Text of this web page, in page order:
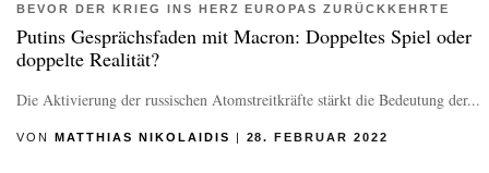
BEVOR DER KRIEG INS HERZ EUROPAS ZURÜCKKEHRTE
Putins Gesprächsfaden mit Macron: Doppeltes Spiel oder
doppelte Realität?
Die Aktivierung der russischen Atomstreitkräfte stärkt die Bedeutung der...
VON MATTHIAS NIKOLAIDIS | 28. FEBRUAR 2022